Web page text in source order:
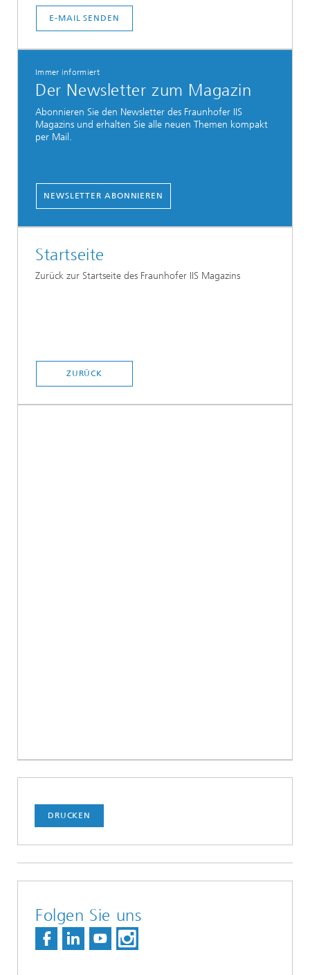
E-MAIL SENDEN
Immer informiert
Der Newsletter zum Magazin
Abonnieren Sie den Newsletter des Fraunhofer IIS
Magazins und erhalten Sie alle neuen Themen kompakt
per Mail.
NEWSLETTER ABONNIEREN
Startseite
Zurück zur Startseite des Fraunhofer IIS Magazins
ZURÜCK
DRUCKEN
Folgen Sie uns